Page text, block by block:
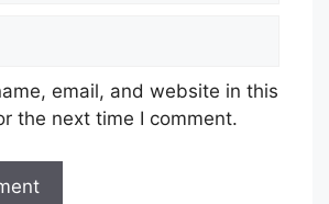
email, and website in this
the next time I comment.